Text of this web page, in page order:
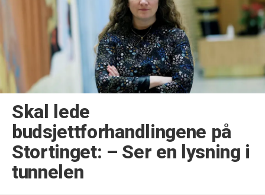
Skal lede
budsjettforhandlingene på
Stortinget: –⁠ Ser en lysning i
tunnelen